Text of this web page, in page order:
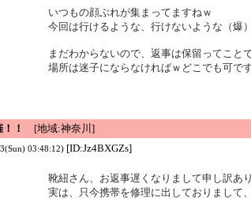
いつもの顔ぶれが集まってますねｗ
今回は行けるような、行けないような（爆）
まだわからないので、返事は保留ってこと
場所は迷子にならなければｗどこでも可です
！
[地域:神奈川]
03:48:12) [ID:Jz4BXGZs]
靴紐さん、お返事遅くなりまして申し訳あ
実は、只今携帯を修理に出しておりまして